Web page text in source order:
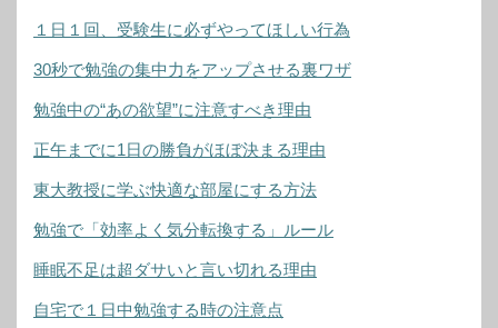
１日１回、受験生に必ずやってほしい行為
30秒で勉強の集中力をアップさせる裏ワザ
勉強中の“あの欲望”に注意すべき理由
正午までに1日の勝負がほぼ決まる理由
東大教授に学ぶ快適な部屋にする方法
勉強で「効率よく気分転換する」ルール
睡眠不足は超ダサいと言い切れる理由
自宅で１日中勉強する時の注意点